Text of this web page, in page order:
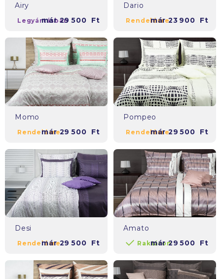
Airy
Legyártásban
már29 500 Ft
Dario
Rendelésre
már23 900 Ft
Momo
Rendelésre
már29 500 Ft
Pompeo
Rendelésre
már29 500 Ft
Desi
Rendelésre
már29 500 Ft
Amato
Raktáron
már29 500 Ft